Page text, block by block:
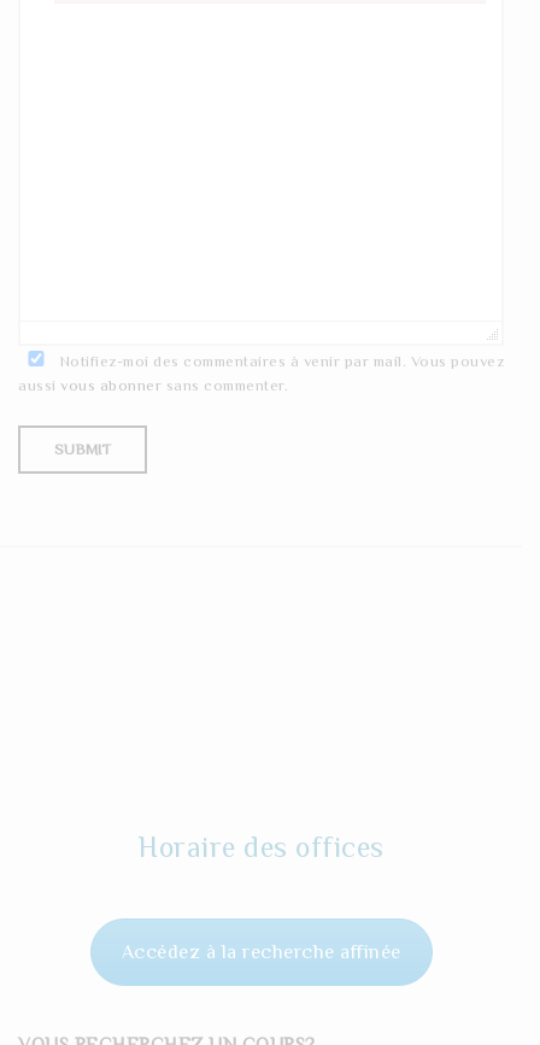
Notifiez-moi des commentaires à venir par mail. Vous pouvez
aussi vous abonner sans commenter.
Horaire des offices
Accédez à la recherche affinée